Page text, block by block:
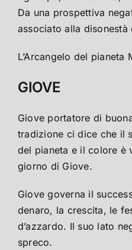
Da una prospettiva
associato alla disonestà
L’Arcangelo del pianeta
GIOVE
Giove portatore di
tradizione ci dice che il
del pianeta e il colore è
giorno di Giove.
Giove governa il
denaro, la crescita, le
d’azzardo. Il suo lato
spreco.